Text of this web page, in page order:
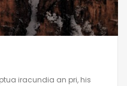
iracundia an pri, his